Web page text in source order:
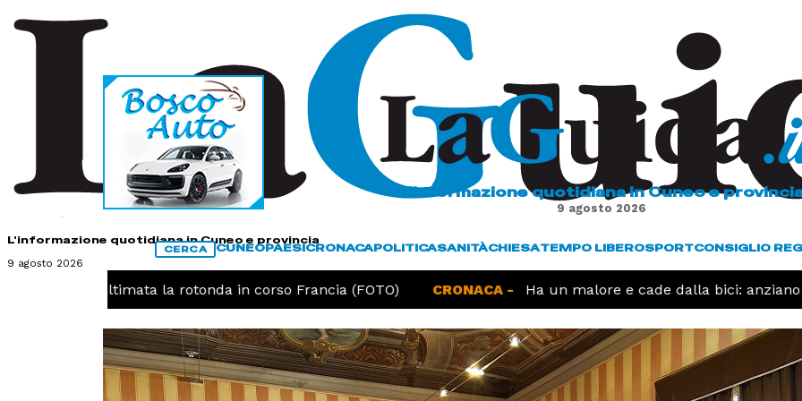
L'informazione quotidiana in Cuneo e provincia
9 agosto 2026
L'informazione quotidiana in Cuneo e
9 agosto 2026
CERCA CUNEOPAESICRONACAPOLITICASANITÀCHIESATEMPO LIBEROSPORTCONSIGLIO
ultimata la rotonda in corso Francia (FOTO) CRONACA - Ha un malore e cade dalla bici: anziano muore